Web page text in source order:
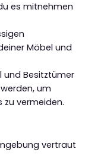
es mitnehmen
Möbel und
und Besitztümer
um
vermeiden.
vertraut